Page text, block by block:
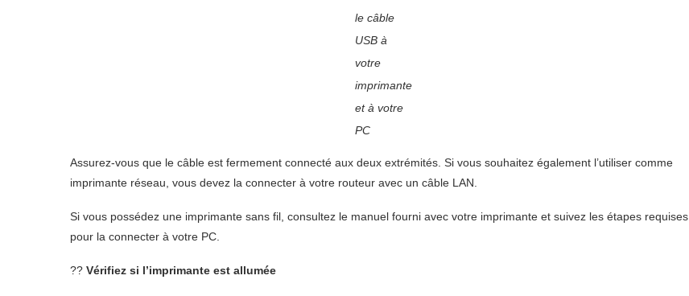
le câble
USB à
votre
imprimante
et à votre
PC
Assurez-vous que le câble est fermement connecté aux deux extrémités. Si vous souhaitez également l’utiliser comme
imprimante réseau, vous devez la connecter à votre routeur avec un câble LAN.
Si vous possédez une imprimante sans fil, consultez le manuel fourni avec votre imprimante et suivez les étapes requises
pour la connecter à votre PC.
?? Vérifiez si l’imprimante est allumée